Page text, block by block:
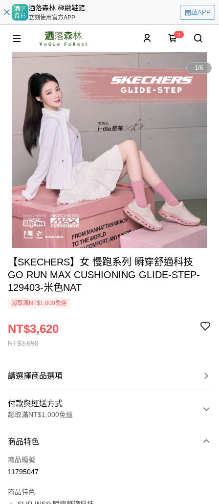
洒落森林 極緻鞋館
立刻使用官方APP
開啟APP
0
1/6
【SKECHERS】女 慢跑系列 瞬穿舒適科技
GO RUN MAX CUSHIONING GLIDE-STEP-
129403-米色NAT
超取滿NT$1,000免運
NT$3,690
NT$3,620
請選擇商品選項
付款與運送方式
超取滿NT$1,000免運
信用卡一次付款
超商取貨付款
運送方式
商品特色
商品編號
11795047
商品特色